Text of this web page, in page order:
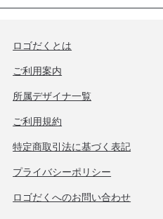
ロゴだくとは
ご利用案内
所属デザイナ一覧
ご利用規約
特定商取引法に基づく表記
プライバシーポリシー
ロゴだくへのお問い合わせ